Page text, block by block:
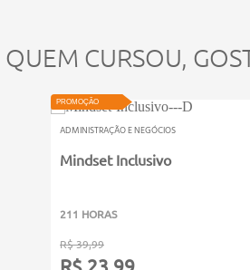
QUEM CURSOU,
PROMOÇÃO
ADMINISTRAÇÃO E NEGÓCIOS
Mindset Inclusivo
211 HORAS
R$ 39,99